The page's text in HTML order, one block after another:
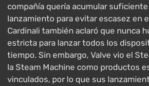
compañía quería acumular
lanzamiento para evitar escasez en
Cardinali también aclaró que nunca
estricta para lanzar todos los
tiempo. Sin embargo, Valve vio el
la Steam Machine como productos
vinculados, por lo que sus